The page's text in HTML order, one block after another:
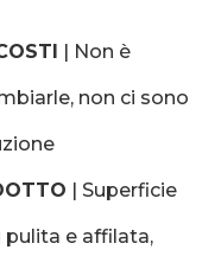
| Non è
non ci sono
| Superficie
e affilata,